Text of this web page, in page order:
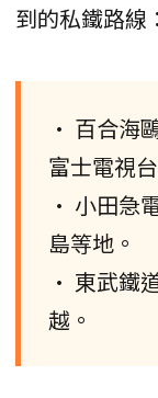
到的私鐵路線：
• 百合海
富士電視
• 小田急
島等地。
• 東武鐵
越。